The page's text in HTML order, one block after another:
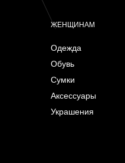
ЖЕНЩИНАМ
Одежда
Обувь
Сумки
Аксессуары
Украшения